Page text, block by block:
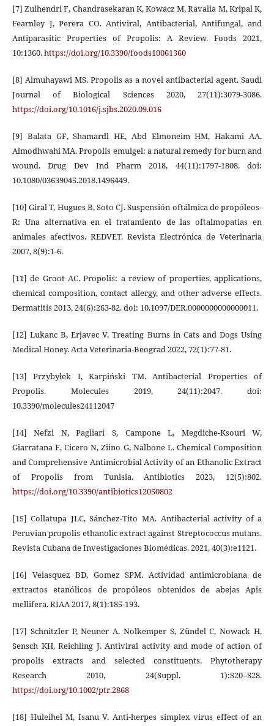
[7] Zulhendri F, Chandrasekaran K, Kowacz M, Ravalia M, Kripal K,
Fearnley J, Perera CO. Antiviral, Antibacterial, Antifungal, and
Antiparasitic Properties of Propolis: A Review. Foods 2021,
10:1360.https://doi.org/10.3390/foods10061360
[8] Almuhayawi MS. Propolis as a novel antibacterial agent. Saudi
Journal of Biological Sciences 2020, 27(11):3079-3086.
https://doi.org/10.1016/j.sjbs.2020.09.016
[9] Balata GF, Shamardl HE, Abd Elmoneim HM, Hakami AA,
Almodhwahi MA. Propolis emulgel: a natural remedy for burn and
wound. Drug Dev Ind Pharm 2018, 44(11):1797-1808. doi:
10.1080/03639045.2018.1496449.
[10] Giral T, Hugues B, Soto CJ. Suspensión oftálmica de propóleos-
R: Una alternativa en el tratamiento de las oftalmopatias en
animales afectivos. REDVET. Revista Electrónica de Veterinaria
2007, 8(9):1-6.
[11] de Groot AC. Propolis: a review of properties, applications,
chemical composition, contact allergy, and other adverse effects.
Dermatitis 2013, 24(6):263-82. doi: 10.1097/DER.0000000000000011.
[12] Lukanc B, Erjavec V. Treating Burns in Cats and Dogs Using
Medical Honey. Acta Veterinaria-Beograd 2022, 72(1):77-81.
[13] Przybyłek I, Karpiński TM. Antibacterial Properties of
Propolis. Molecules 2019, 24(11):2047. doi:
10.3390/molecules24112047
[14] Nefzi N, Pagliari S, Campone L, Megdiche-Ksouri W,
Giarratana F, Cicero N, Ziino G, Nalbone L. Chemical Composition
and Comprehensive Antimicrobial Activity of an Ethanolic Extract
of Propolis from Tunisia. Antibiotics 2023, 12(5):802.
https://doi.org/10.3390/antibiotics12050802
[15] Collatupa JLC, Sánchez-Tito MA. Antibacterial activity of a
Peruvian propolis ethanolic extract against Streptococcus mutans.
Revista Cubana de Investigaciones Biomédicas. 2021, 40(3):e1121.
[16] Velasquez BD, Gomez SPM. Actividad antimicrobiana de
extractos etanólicos de propóleos obtenidos de abejas Apis
mellifera. RIAA 2017, 8(1):185-193.
[17] Schnitzler P, Neuner A, Nolkemper S, Zündel C, Nowack H,
Sensch KH, Reichling J. Antiviral activity and mode of action of
propolis extracts and selected constituents. Phytotherapy
Research 2010, 24(Suppl. 1):S20–S28.
https://doi.org/10.1002/ptr.2868
[18] Huleihel M, Isanu V. Anti-herpes simplex virus effect of an